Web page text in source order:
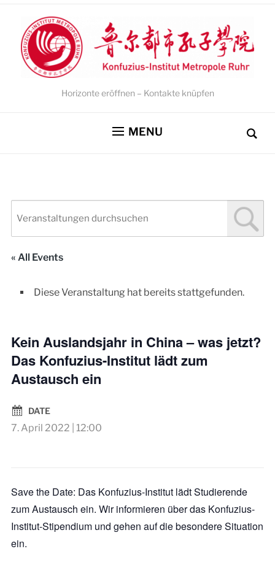
Horizonte eröffnen – Kontakte knüpfen
MENU
« All Events
Diese Veranstaltung hat bereits stattgefunden.
Kein Auslandsjahr in China – was jetzt?
Das Konfuzius-Institut lädt zum
Austausch ein
DATE
7. April 2022 | 12:00
Save the Date: Das Konfuzius-Institut lädt Studierende
zum Austausch ein. Wir informieren über das Konfuzius-
Institut-Stipendium und gehen auf die besondere Situation
ein.